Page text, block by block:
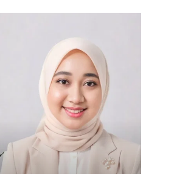
Eva Fatmawati
Content Creator
Keren banget!
Bikin foto CV dan
linked ga ribet cuma modal
foto-foto selfie doang
🫶🫶🫶